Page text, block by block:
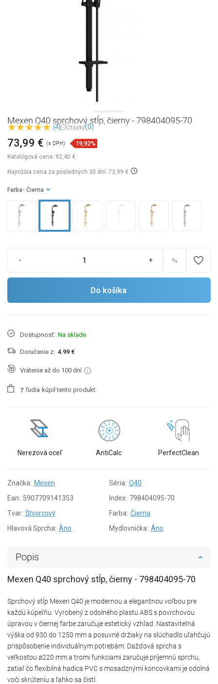
Mexen Q40 sprchový stĺp, čierny - 798404095-70
(4) Otázky(0)
Katalógová cena: 92,40 €
73,99 € (s DPH) 19,92%
Najnižšia cena za posledných 30 dní: 73,99 €
Farba - Čierna
- + favorite_border
Do košíka
Dostupnosť: Na sklade
Doručenie z: 4.99 €
Vrátenie až do 100 dní
7 ľudia kúpil tento produkt.
Nerezová oceľ AntiCalc PerfectClean
Značka: Mexen Séria: Q40
Ean: 5907709141353 Index: 798404095-70
Tvar: Štvorcový Farba: Čierna
Hlavová Sprcha: Áno Mydlovnička: Áno
Popis
Mexen Q40 sprchový stĺp, čierny - 798404095-70
Sprchový stĺp Mexen Q40 je modernou a elegantnou voľbou pre
každú kúpeľňu. Vyrobený z odolného plastu ABS s povrchovou
úpravou v čiernej farbe zaručuje estetický vzhľad. Nastaviteľná
výška od 930 do 1250 mm a posuvné držiaky na slúchadlo uľahčujú
prispôsobenie individuálnym potrebám. Dažďová sprcha s
veľkosťou ø220 mm a tromi funkciami zaručuje príjemnú sprchu,
zatiaľ čo flexibilná hadica PVC s mosadznými koncovkami je odolná
voči skrúteniu a ľahko sa čistí.